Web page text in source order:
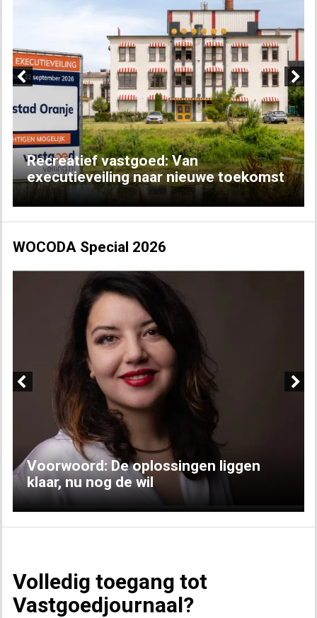
Recreatief vastgoed: Van
executieveiling naar nieuwe toekomst
Next
WOCODA Special 2026
Voorwoord: De oplossingen liggen
klaar, nu nog de wil
Volledig toegang tot
Vastgoedjournaal?